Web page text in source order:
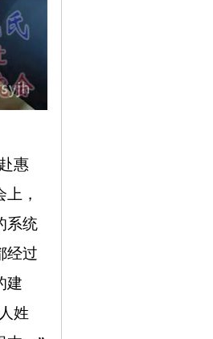
惠
，
系统
经过
建
姓